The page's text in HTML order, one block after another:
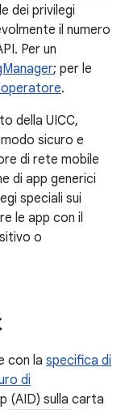
dei privilegi
il numero
Per un
; per le
.
della UICC,
sicuro e
di rete mobile
di app generici
speciali sui
le app con il
o
con la specifica di
di
(AID) sulla carta